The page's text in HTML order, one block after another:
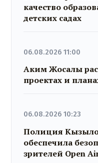
качество
детских садах
06.08.2026 11:00
Аким Жосалы
проектах и
06.08.2026 10:23
Полиция
обеспечила
зрителей Open